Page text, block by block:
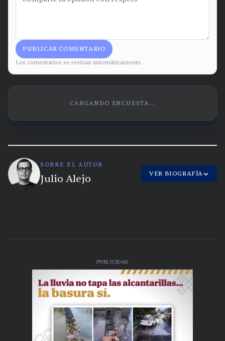
PUBLICAR COMENTARIO
Los comentarios se revisan automáticamente.
CARGANDO ENCUESTA...
SOBRE EL AUTOR
Julio Alejo VER BIOGRAFÍA
PUBLICIDAD